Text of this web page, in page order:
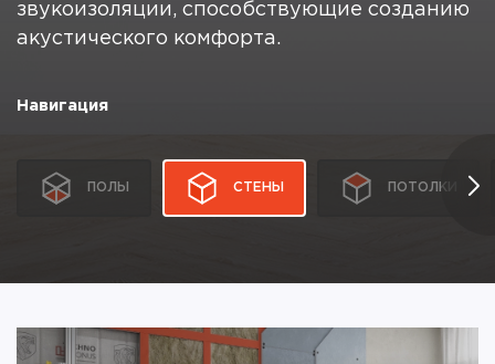
звукоизоляции, способствующие созданию
акустического комфорта.
Навигация
ПОЛЫ СТЕНЫ ПОТОЛКИ